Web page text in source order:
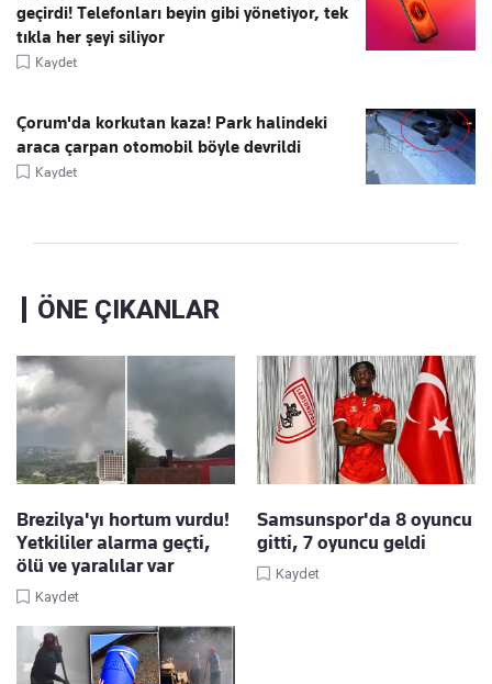
geçirdi! Telefonları beyin gibi yönetiyor, tek
tıkla her şeyi siliyor
Kaydet
Çorum'da korkutan kaza! Park halindeki
araca çarpan otomobil böyle devrildi
Kaydet
ÖNE ÇIKANLAR
Brezilya'yı hortum vurdu!
Yetkililer alarma geçti,
ölü ve yaralılar var
Kaydet
Samsunspor'da 8 oyuncu
gitti, 7 oyuncu geldi
Kaydet